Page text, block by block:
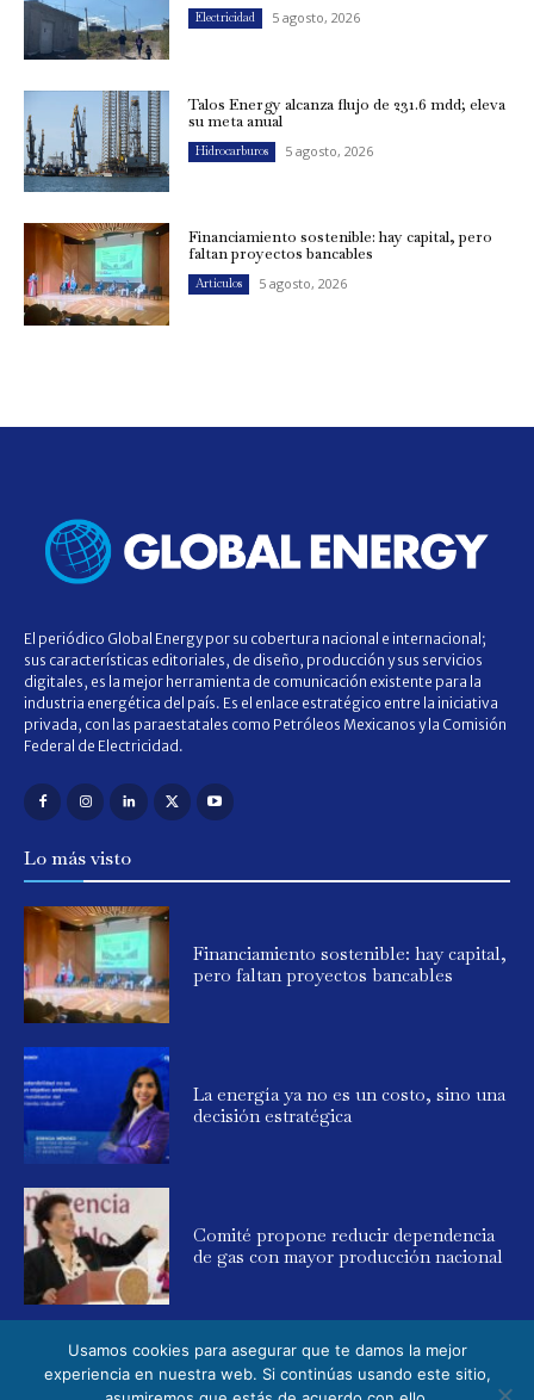
Electricidad 5 agosto, 2026
Talos Energy alcanza flujo de 231.6 mdd; eleva
su meta anual
Hidrocarburos 5 agosto, 2026
Financiamiento sostenible: hay capital, pero
faltan proyectos bancables
Artículos 5 agosto, 2026
El periódico Global Energy por su cobertura nacional e internacional;
sus características editoriales, de diseño, producción y sus servicios
digitales, es la mejor herramienta de comunicación existente para la
industria energética del país. Es el enlace estratégico entre la iniciativa
privada, con las paraestatales como Petróleos Mexicanos y la Comisión
Federal de Electricidad.
Lo más visto
Financiamiento sostenible: hay capital,
pero faltan proyectos bancables
La energía ya no es un costo, sino una
decisión estratégica
Comité propone reducir dependencia
de gas con mayor producción nacional
Usamos cookies para asegurar que te damos la mejor
experiencia en nuestra web. Si continúas usando este sitio,